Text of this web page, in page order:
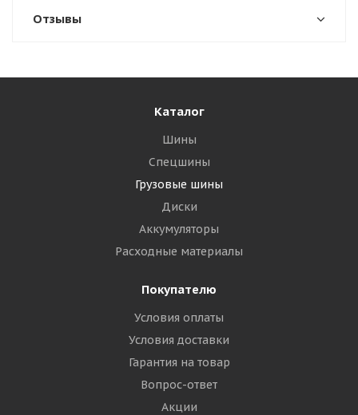
Отзывы
Каталог
Шины
Спецшины
Грузовые шины
Диски
Аккумуляторы
Расходные материалы
Покупателю
Условия оплаты
Условия доставки
Гарантия на товар
Вопрос-ответ
Акции